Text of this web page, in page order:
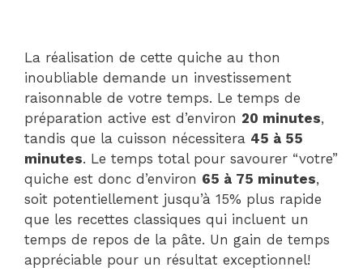
La réalisation de cette quiche au thon
inoubliable demande un investissement
raisonnable de votre temps. Le temps de
préparation active est d’environ 20 minutes,
tandis que la cuisson nécessitera 45 à 55
minutes. Le temps total pour savourer “votre”
quiche est donc d’environ 65 à 75 minutes,
soit potentiellement jusqu’à 15% plus rapide
que les recettes classiques qui incluent un
temps de repos de la pâte. Un gain de temps
appréciable pour un résultat exceptionnel!